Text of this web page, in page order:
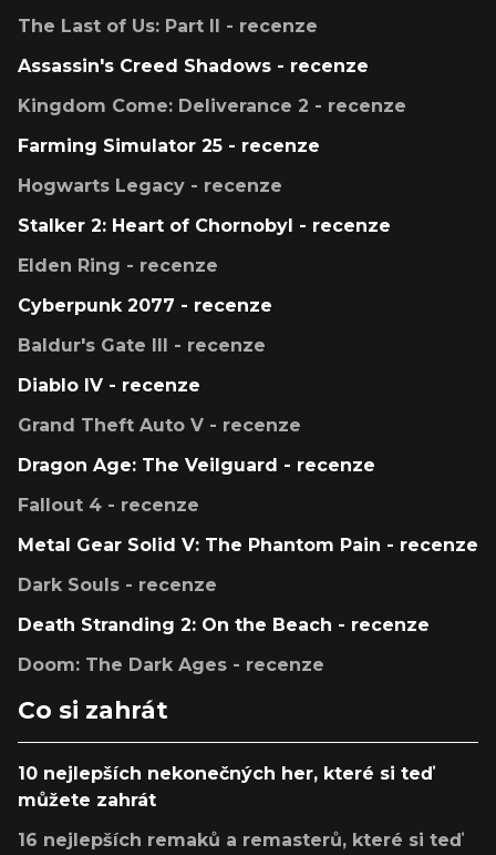
The Last of Us: Part II - recenze
Assassin's Creed Shadows - recenze
Kingdom Come: Deliverance 2 - recenze
Farming Simulator 25 - recenze
Hogwarts Legacy - recenze
Stalker 2: Heart of Chornobyl - recenze
Elden Ring - recenze
Cyberpunk 2077 - recenze
Baldur's Gate III - recenze
Diablo IV - recenze
Grand Theft Auto V - recenze
Dragon Age: The Veilguard - recenze
Fallout 4 - recenze
Metal Gear Solid V: The Phantom Pain - recenze
Dark Souls - recenze
Death Stranding 2: On the Beach - recenze
Doom: The Dark Ages - recenze
Co si zahrát
10 nejlepších nekonečných her, které si teď
můžete zahrát
16 nejlepších remaků a remasterů, které si teď